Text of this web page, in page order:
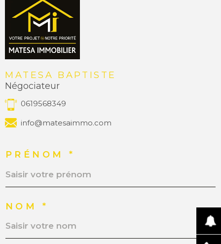
MATESA BAPTISTE
Négociateur
0619568349
info@matesaimmo.com
PRÉNOM *
NOM *